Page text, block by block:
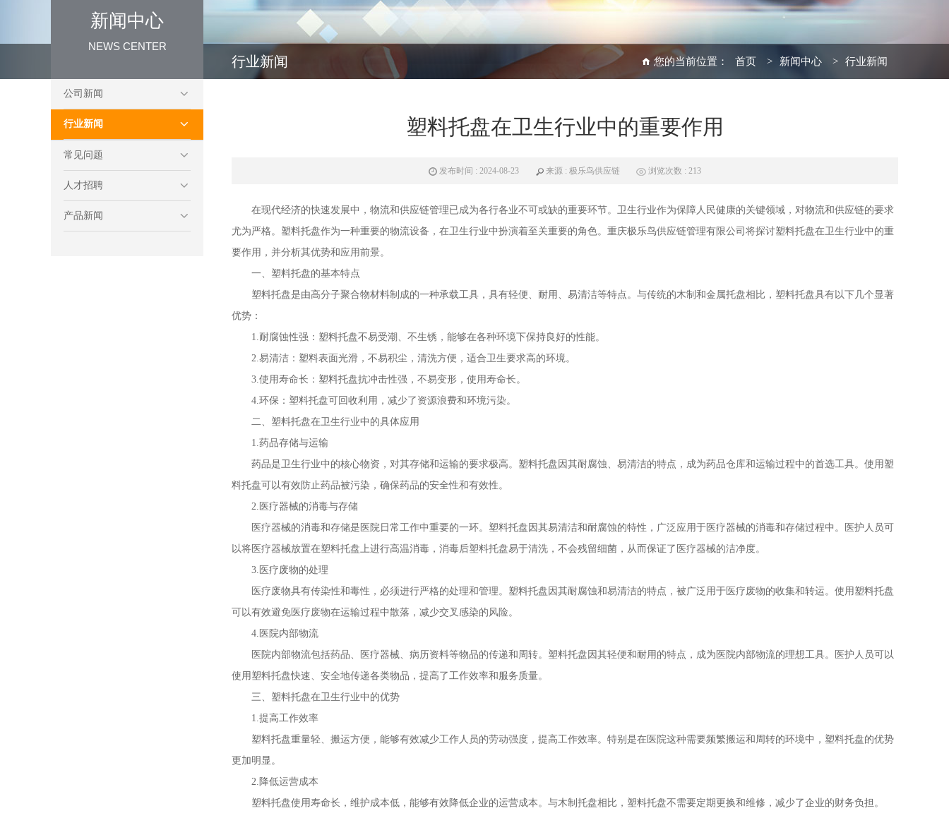
新闻中心
NEWS CENTER
公司新闻
行业新闻
常见问题
人才招聘
产品新闻
行业新闻 您的当前位置： 首页 > 新闻中心 > 行业新闻
塑料托盘在卫生行业中的重要作用
发布时间 : 2024-08-23 来源 : 极乐鸟供应链 浏览次数 : 213
在现代经济的快速发展中，物流和供应链管理已成为各行各业不可或缺的重要环节。卫生行业作为保障人民健康的关键领域，对物流和供应链的要求
尤为严格。 塑料托盘作为一种重要的物流设备，在卫生行业中扮演着至关重要的角色。重庆极乐鸟供应链管理有限公司将探讨塑料托盘在卫生行业中的重
要作用，并分析其优势和应用前景。
一、 塑料托盘的基本特点
塑料托盘是由高分子聚合物材料制成的一种承载工具，具有轻便、耐用、易清洁等特点。与传统的木制和金属托盘相比，塑料托盘具有以下几个显著
优势：
1.耐腐蚀性强：塑料托盘不易受潮、不生锈，能够在各种环境下保持良好的性能。
2.易清洁：塑料表面光滑，不易积尘，清洗方便，适合卫生要求高的环境。
3.使用寿命长：塑料托盘抗冲击性强，不易变形，使用寿命长。
4.环保：塑料托盘可回收利用，减少了资源浪费和环境污染。
二、塑料托盘在卫生行业中的具体应用
1.药品存储与运输
药品是卫生行业中的核心物资，对其存储和运输的要求极高。塑料托盘因其耐腐蚀、易清洁的特点，成为药品仓库和运输过程中的首选工具。使用塑
料托盘可以有效防止药品被污染，确保药品的安全性和有效性。
2.医疗器械的消毒与存储
医疗器械的消毒和存储是医院日常工作中重要的一环。塑料托盘因其易清洁和耐腐蚀的特性，广泛应用于医疗器械的消毒和存储过程中。医护人员可
以将医疗器械放置在塑料托盘上进行高温消毒，消毒后塑料托盘易于清洗，不会残留细菌，从而保证了医疗器械的洁净度。
3.医疗废物的处理
医疗废物具有传染性和毒性，必须进行严格的处理和管理。塑料托盘因其耐腐蚀和易清洁的特点，被广泛用于医疗废物的收集和转运。使用塑料托盘
可以有效避免医疗废物在运输过程中散落，减少交叉感染的风险。
4.医院内部物流
医院内部物流包括药品、医疗器械、病历资料等物品的传递和周转。塑料托盘因其轻便和耐用的特点，成为医院内部物流的理想工具。医护人员可以
使用塑料托盘快速、安全地传递各类物品，提高了工作效率和服务质量。
三、塑料托盘在卫生行业中的优势
1.提高工作效率
塑料托盘重量轻、搬运方便，能够有效减少工作人员的劳动强度，提高工作效率。特别是在医院这种需要频繁搬运和周转的环境中，塑料托盘的优势
更加明显。
2.降低运营成本
塑料托盘使用寿命长，维护成本低，能够有效降低企业的运营成本。与木制托盘相比，塑料托盘不需要定期更换和维修，减少了企业的财务负担。